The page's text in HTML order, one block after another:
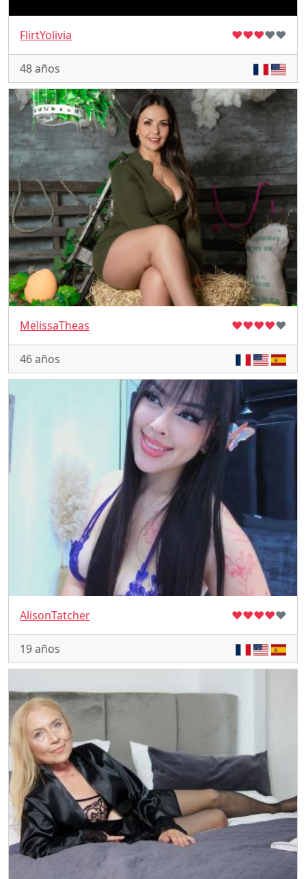
FlirtYolivia ♥♥♥♥♥
48 años
MelissaTheas ♥♥♥♥♥
46 años
AlisonTatcher ♥♥♥♥♥
19 años